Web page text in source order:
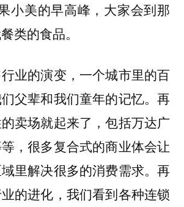
小美的早高峰，大家会到那
类的食品。
业的演变，一个城市里的百
父辈和我们童年的记忆。再
卖场就起来了，包括万达广
，很多复合式的商业体会让
里解决很多的消费需求。再
的进化，我们看到各种连锁